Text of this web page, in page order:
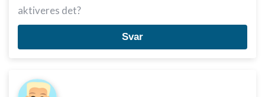
aktiveres det?
Svar